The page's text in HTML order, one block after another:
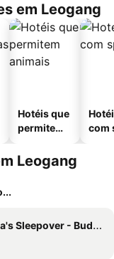
em Leogang
Hotéis que
permitem
com
Leogang
- Budget Holiday Home